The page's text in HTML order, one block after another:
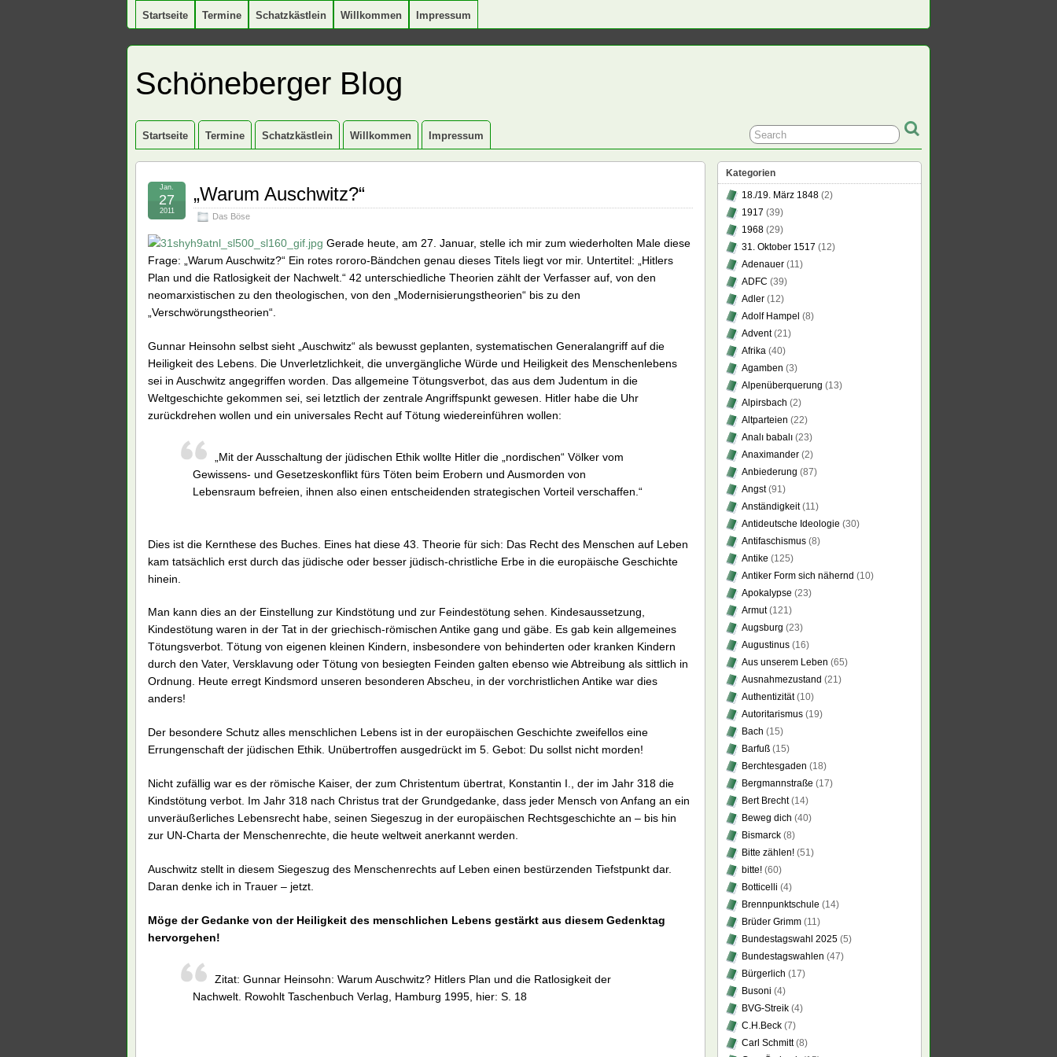
Startseite Termine Schatzkästlein Willkommen Impressum
Schöneberger Blog
Startseite Termine Schatzkästlein Willkommen Impressum
„Warum Auschwitz?“
Das Böse
Jan.
27
2011
Gerade heute, am 27. Januar, stelle ich mir zum wiederholten Male diese
Frage: „Warum Auschwitz?“ Ein rotes rororo-Bändchen genau dieses Titels liegt vor mir. Untertitel: „Hitlers
Plan und die Ratlosigkeit der Nachwelt.“ 42 unterschiedliche Theorien zählt der Verfasser auf, von den
neomarxistischen zu den theologischen, von den „Modernisierungstheorien“ bis zu den
„Verschwörungstheorien“.
Gunnar Heinsohn selbst sieht „Auschwitz“ als bewusst geplanten, systematischen Generalangriff auf die
Heiligkeit des Lebens. Die Unverletzlichkeit, die unvergängliche Würde und Heiligkeit des Menschenlebens
sei in Auschwitz angegriffen worden. Das allgemeine Tötungsverbot, das aus dem Judentum in die
Weltgeschichte gekommen sei, sei letztlich der zentrale Angriffspunkt gewesen. Hitler habe die Uhr
zurückdrehen wollen und ein universales Recht auf Tötung wiedereinführen wollen:
„Mit der Ausschaltung der jüdischen Ethik wollte Hitler die „nordischen“ Völker vom
Gewissens- und Gesetzeskonflikt fürs Töten beim Erobern und Ausmorden von
Lebensraum befreien, ihnen also einen entscheidenden strategischen Vorteil verschaffen.“
Dies ist die Kernthese des Buches. Eines hat diese 43. Theorie für sich: Das Recht des Menschen auf Leben
kam tatsächlich erst durch das jüdische oder besser jüdisch-christliche Erbe in die europäische Geschichte
hinein.
Man kann dies an der Einstellung zur Kindstötung und zur Feindestötung sehen. Kindesaussetzung,
Kindestötung waren in der Tat in der griechisch-römischen Antike gang und gäbe. Es gab kein allgemeines
Tötungsverbot. Tötung von eigenen kleinen Kindern, insbesondere von behinderten oder kranken Kindern
durch den Vater, Versklavung oder Tötung von besiegten Feinden galten ebenso wie Abtreibung als sittlich in
Ordnung. Heute erregt Kindsmord unseren besonderen Abscheu, in der vorchristlichen Antike war dies
anders!
Der besondere Schutz alles menschlichen Lebens ist in der europäischen Geschichte zweifellos eine
Errungenschaft der jüdischen Ethik. Unübertroffen ausgedrückt im 5. Gebot: Du sollst nicht morden!
Nicht zufällig war es der römische Kaiser, der zum Christentum übertrat, Konstantin I., der im Jahr 318 die
Kindstötung verbot. Im Jahr 318 nach Christus trat der Grundgedanke, dass jeder Mensch von Anfang an ein
unveräußerliches Lebensrecht habe, seinen Siegeszug in der europäischen Rechtsgeschichte an – bis hin
zur UN-Charta der Menschenrechte, die heute weltweit anerkannt werden.
Auschwitz stellt in diesem Siegeszug des Menschenrechts auf Leben einen bestürzenden Tiefstpunkt dar.
Daran denke ich in Trauer – jetzt.
Möge der Gedanke von der Heiligkeit des menschlichen Lebens gestärkt aus diesem Gedenktag
hervorgehen!
Zitat: Gunnar Heinsohn: Warum Auschwitz? Hitlers Plan und die Ratlosigkeit der
Nachwelt. Rowohlt Taschenbuch Verlag, Hamburg 1995, hier: S. 18
Kategorien
18./19. März 1848 (2)
1917 (39)
1968 (29)
31. Oktober 1517 (12)
Adenauer (11)
ADFC (39)
Adler (12)
Adolf Hampel (8)
Advent(21)
Afrika (40)
Agamben (3)
Alpenüberquerung (13)
Alpirsbach (2)
Altparteien (22)
Analı babalı (23)
Anaximander (2)
Anbiederung (87)
Angst(91)
Anständigkeit(11)
Antideutsche Ideologie (30)
Antifaschismus (8)
Antike (125)
Antiker Form sich nähernd (10)
Apokalypse (23)
Armut(121)
Augsburg (23)
Augustinus (16)
Aus unserem Leben (65)
Ausnahmezustand (21)
Authentizität(10)
Autoritarismus (19)
Bach (15)
Barfuß (15)
Berchtesgaden (18)
Bergmannstraße (17)
Bert Brecht(14)
Beweg dich (40)
Bismarck (8)
Bitte zählen! (51)
bitte! (60)
Botticelli (4)
Brennpunktschule (14)
Brüder Grimm (11)
Bundestagswahl 2025 (5)
Bundestagswahlen (47)
Bürgerlich (17)
Busoni (4)
BVG-Streik (4)
C.H.Beck (7)
Carl Schmitt(8)